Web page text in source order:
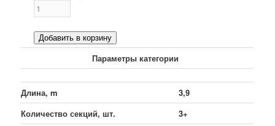
Добавить в корзину
Параметры категории
Длина, m
3,9
Количество секций, шт.
3+